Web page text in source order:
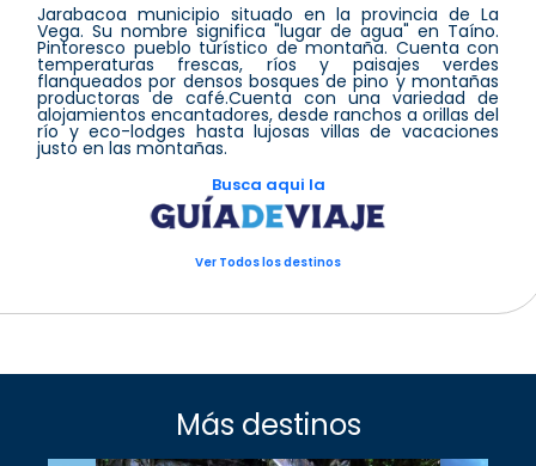
Jarabacoa municipio situado en la provincia de La
Vega. Su nombre significa "lugar de agua" en Taíno.
Pintoresco pueblo turístico de montaña. Cuenta con
temperaturas frescas, ríos y paisajes verdes
flanqueados por densos bosques de pino y montañas
productoras de café.Cuenta con una variedad de
alojamientos encantadores, desde ranchos a orillas del
río y eco-lodges hasta lujosas villas de vacaciones
justo en las montañas.
Busca aqui la
Ver Todos los destinos
Más destinos